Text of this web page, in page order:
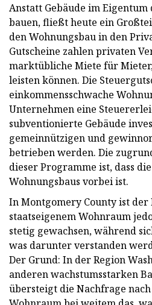
Anstatt Gebäude im
bauen, fließt heute ein
den Wohnungsbau in den
Gutscheine zahlen privaten
marktübliche Miete für
leisten können. Die
einkommensschwache
Unternehmen eine
subventionierte Gebäude
gemeinnützigen und
betrieben werden. Die
dieser Programme ist, dass
Wohnungsbaus vorbei ist.
In Montgomery County ist der
staatseigenem Wohnraum
stetig gewachsen, während
was darunter verstanden
Der Grund: In der Region
anderen wachstumsstarken
übersteigt die Nachfrage